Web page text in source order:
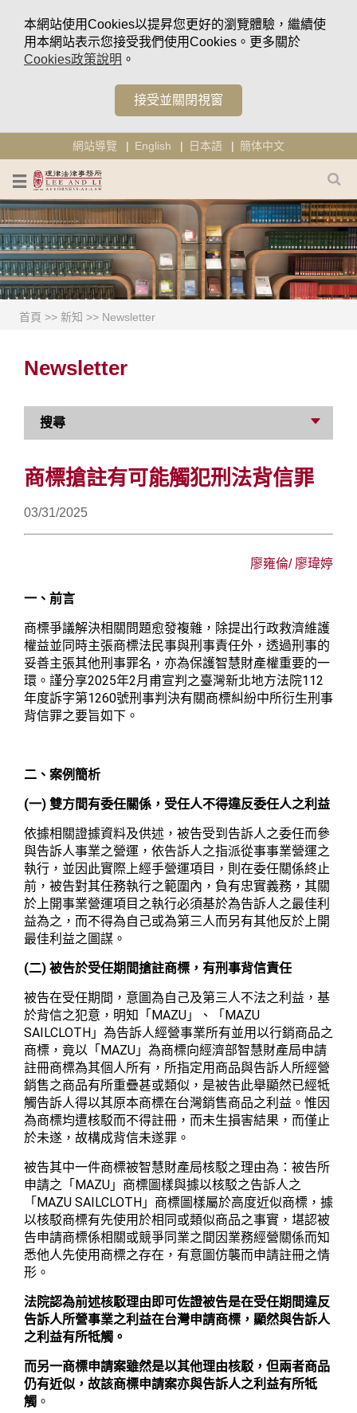
本網站使用Cookies以提昇您更好的瀏覽體驗，繼續使
用本網站表示您接受我們使用Cookies。更多關於
Cookies政策說明 。
接受並關閉視窗
網站導覽 English 日本語 簡体中文
首頁 >> 新知 >> Newsletter
Newsletter
搜尋
商標搶註有可能觸犯刑法背信罪
03/31/2025
廖雍倫/ 廖瑋婷
一、前言
商標爭議解決相關問題愈發複雜，除提出行政救濟維護
權益並同時主張商標法民事與刑事責任外，透過刑事的
妥善主張其他刑事罪名，亦為保護智慧財產權重要的一
環。謹分享2025年2月甫宣判之臺灣新北地方法院112
年度訴字第1260號刑事判決有關商標糾紛中所衍生刑事
背信罪之要旨如下。
二、案例簡析
(一) 雙方間有委任關係，受任人不得違反委任人之利益
依據相關證據資料及供述，被告受到告訴人之委任而參
與告訴人事業之營運，依告訴人之指派從事事業營運之
執行，並因此實際上經手營運項目，則在委任關係終止
前，被告對其任務執行之範圍內，負有忠實義務，其關
於上開事業營運項目之執行必須基於為告訴人之最佳利
益為之，而不得為自己或為第三人而另有其他反於上開
最佳利益之圖謀。
(二) 被告於受任期間搶註商標，有刑事背信責任
被告在受任期間，意圖為自己及第三人不法之利益，基
於背信之犯意，明知「 MAZU 」、「 MAZU
SAILCLOTH 」為告訴人經營事業所有並用以行銷商品之
商標，竟以「 MAZU 」為商標向經濟部智慧財產局申請
註冊商標為其個人所有，所指定用商品與告訴人所經營
銷售之商品有所重疊甚或類似，是被告此舉顯然已經牴
觸告訴人得以其原本商標在台灣銷售商品之利益。惟因
為商標均遭核駁而不得註冊，而未生損害結果，而僅止
於未遂，故構成背信未遂罪。
被告其中一件商標被智慧財產局核駁之理由為：被告所
申請之「 MAZU 」商標圖樣與據以核駁之告訴人之
「 MAZU SAILCLOTH 」商標圖樣屬於高度近似商標，據
以核駁商標有先使用於相同或類似商品之事實，堪認被
告申請商標係相關或競爭同業之間因業務經營關係而知
悉他人先使用商標之存在，有意圖仿襲而申請註冊之情
形。
法院認為前述核駁理由即可佐證被告是在受任期間違反
告訴人所營事業之利益在台灣申請商標，顯然與告訴人
之利益有所牴觸。
而另一商標申請案雖然是以其他理由核駁，但兩者商品
仍有近似，故該商標申請案亦與告訴人之利益有所牴
觸 。